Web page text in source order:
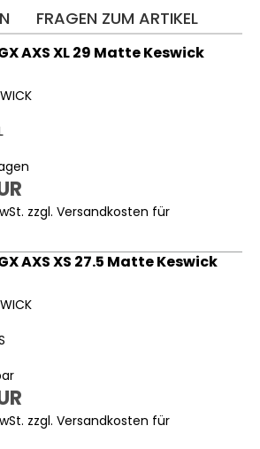
FRAGEN ZUM ARTIKEL
AXS XL 29 Matte Keswick
zzgl. Versandkosten für
AXS XS 27.5 Matte Keswick
zzgl. Versandkosten für